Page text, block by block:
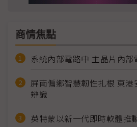
商情焦點
系統內部電路中 主晶片內
屏南偏鄉智慧韌性扎根 東
辨識
英特蒙以新一代即時軟體推